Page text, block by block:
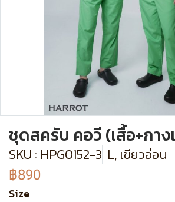
ชุดสครับ คอวี (เสื้อ+กาง
SKU : HPG0152-3 L, เขียวอ่อน
฿890
Size